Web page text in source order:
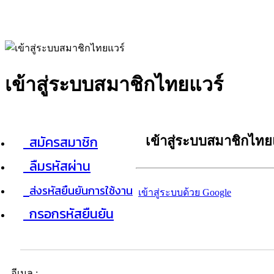
เข้าสู่ระบบสมาชิกไทยแวร์
สมัครสมาชิก
ลืมรหัสผ่าน
ส่งรหัสยืนยันการใช้งาน
กรอกรหัสยืนยัน
เข้าสู่ระบบสมาชิกไท
เข้าสู่ระบบด้วย Google